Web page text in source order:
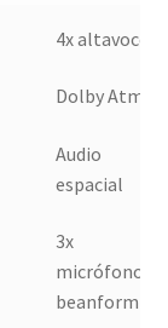
4x altavoces
Dolby Atmos
Audio
espacial
3x
micrófonos
beanforming